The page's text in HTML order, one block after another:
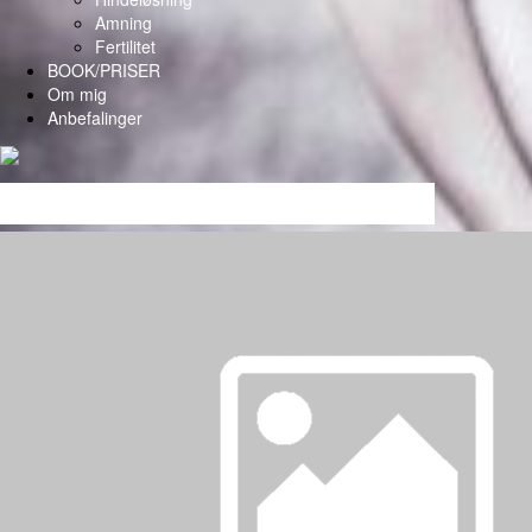
Amning
Fertilitet
BOOK/PRISER
Om mig
Anbefalinger